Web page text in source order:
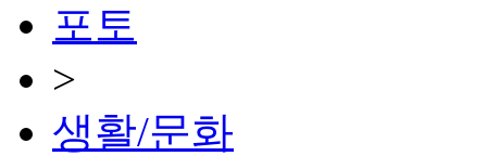
포토
>
생활/문화